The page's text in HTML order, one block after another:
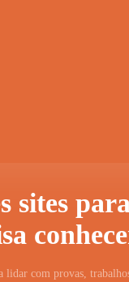
sites
com provas,